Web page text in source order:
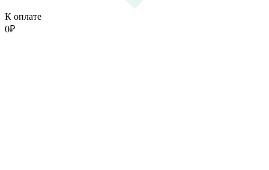
К оплате
0₽